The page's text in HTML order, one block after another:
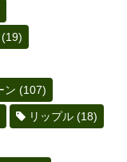
(19)
ン (107)
リップル (18)